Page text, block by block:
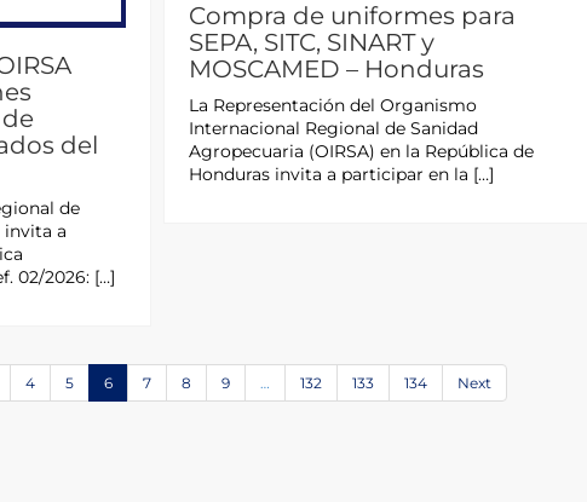
Compra de uniformes para
SEPA, SITC, SINART y
MOSCAMED – Honduras
La Representación del Organismo
Internacional Regional de Sanidad
Agropecuaria (OIRSA) en la República de
Honduras invita a participar en la […]
del
de
invita a
02/2026: […]
4 5 6 7 8 9 … 132 133 134 Next